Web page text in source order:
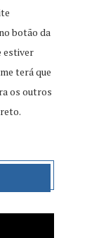
botão da
estiver
terá que
os outros